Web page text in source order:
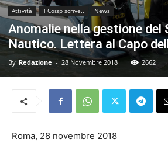
Attività Il Coisp scrive.. News
Anomalie nella gestione del
Nautico. Lettera al Capo
By Redazione - 28 Novembre 2018 2662
Roma, 28 novembre 2018